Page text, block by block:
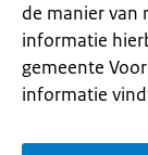
de manier van
informatie
gemeente
informatie